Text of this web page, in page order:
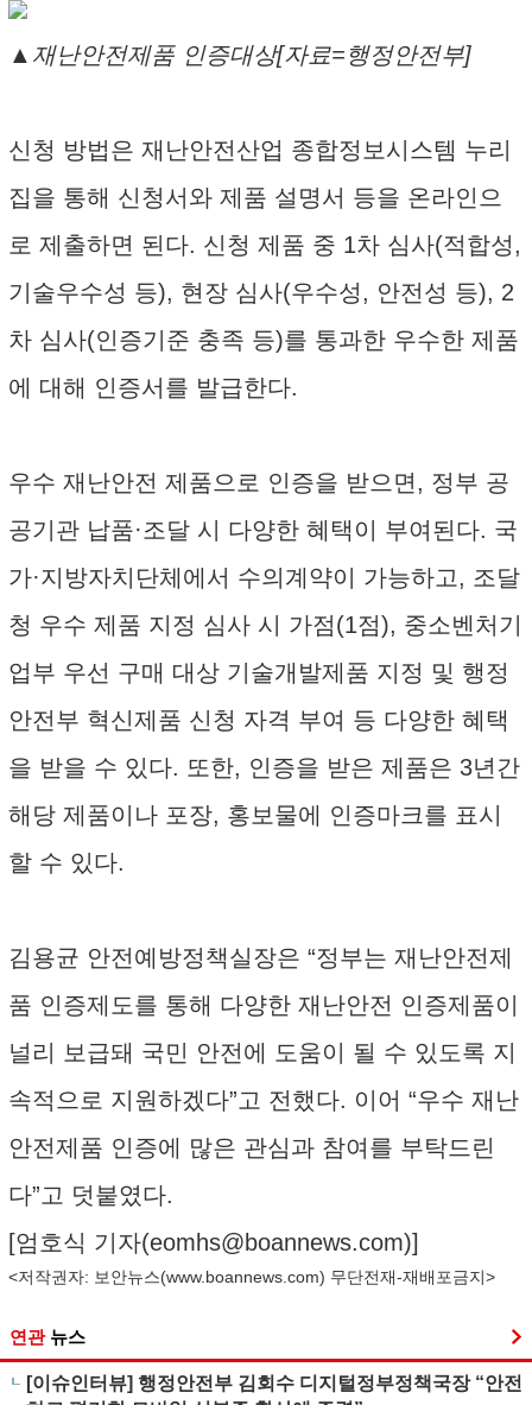
▲재난안전제품 인증대상[자료=행정안전부]
신청 방법은 재난안전산업 종합정보시스템 누리
집을 통해 신청서와 제품 설명서 등을 온라인으
로 제출하면 된다. 신청 제품 중 1차 심사(적합성,
기술우수성 등), 현장 심사(우수성, 안전성 등), 2
차 심사(인증기준 충족 등)를 통과한 우수한 제품
에 대해 인증서를 발급한다.
우수 재난안전 제품으로 인증을 받으면, 정부 공
공기관 납품·조달 시 다양한 혜택이 부여된다. 국
가·지방자치단체에서 수의계약이 가능하고, 조달
청 우수 제품 지정 심사 시 가점(1점), 중소벤처기
업부 우선 구매 대상 기술개발제품 지정 및 행정
안전부 혁신제품 신청 자격 부여 등 다양한 혜택
을 받을 수 있다. 또한, 인증을 받은 제품은 3년간
해당 제품이나 포장, 홍보물에 인증마크를 표시
할 수 있다.
김용균 안전예방정책실장은 “정부는 재난안전제
품 인증제도를 통해 다양한 재난안전 인증제품이
널리 보급돼 국민 안전에 도움이 될 수 있도록 지
속적으로 지원하겠다”고 전했다. 이어 “우수 재난
안전제품 인증에 많은 관심과 참여를 부탁드린
다”고 덧붙였다.
[엄호식 기자(eomhs@boannews.com)]
<저작권자: 보안뉴스(www.boannews.com) 무단전재-재배포금지>
연관 뉴스
[이슈인터뷰] 행정안전부 김회수 디지털정부정책국장 “안전